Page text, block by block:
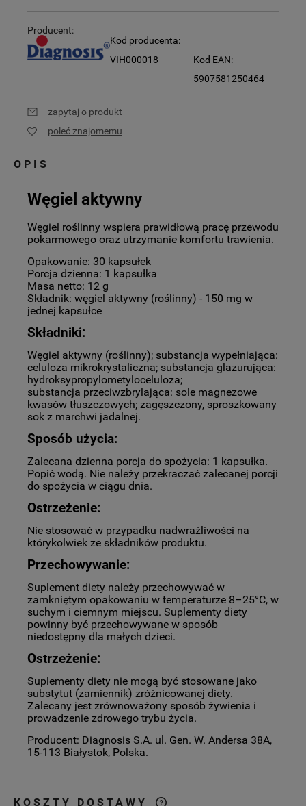
Producent:
Kod producenta:
VIH000018
Kod EAN:
5907581250464
zapytaj o produkt
poleć znajomemu
OPIS
Węgiel aktywny
Węgiel roślinny wspiera prawidłową pracę przewodu
pokarmowego oraz utrzymanie komfortu trawienia.
Opakowanie: 30 kapsułek
Porcja dzienna: 1 kapsułka
Masa netto: 12 g
Składnik: węgiel aktywny (roślinny) - 150 mg w
jednej kapsułce
Składniki:
Węgiel aktywny (roślinny); substancja wypełniająca:
celuloza mikrokrystaliczna; substancja glazurująca:
hydroksypropylometyloceluloza;
substancja przeciwzbrylająca: sole magnezowe
kwasów tłuszczowych; zagęszczony, sproszkowany
sok z marchwi jadalnej.
Sposób użycia:
Zalecana dzienna porcja do spożycia: 1 kapsułka.
Popić wodą. Nie należy przekraczać zalecanej porcji
do spożycia w ciągu dnia.
Ostrzeżenie:
Nie stosować w przypadku nadwrażliwości na
którykolwiek ze składników produktu.
Przechowywanie:
Suplement diety należy przechowywać w
zamkniętym opakowaniu w temperaturze 8–25°C, w
suchym i ciemnym miejscu. Suplementy diety
powinny być przechowywane w sposób
niedostępny dla małych dzieci.
Ostrzeżenie:
Suplementy diety nie mogą być stosowane jako
substytut (zamiennik) zróżnicowanej diety.
Zalecany jest zrównoważony sposób żywienia i
prowadzenie zdrowego trybu życia.
Producent: Diagnosis S.A. ul. Gen. W. Andersa 38A,
15-113 Białystok, Polska.
KOSZTY DOSTAWY